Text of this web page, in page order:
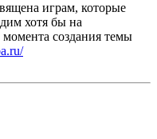
играм, которые
хотя бы на
создания темы